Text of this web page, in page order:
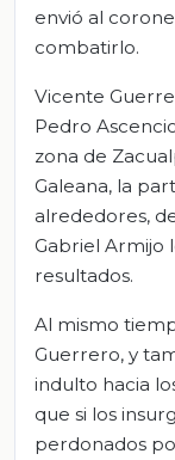
envió al
combatirlo.
Vicente
Pedro
zona de
Galeana, la
alrededores,
Gabriel Armijo
resultados.
Al mismo
Guerrero, y
indulto hacia
que si los
perdonados